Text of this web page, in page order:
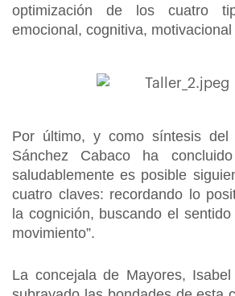
optimización de los cuatro
emocional, cognitiva, motivacional
Por último, y como síntesis del
Sánchez Cabaco ha
saludablemente es posible
cuatro claves: recordando lo
la cognición, buscando el
movimiento”.
La concejala de Mayores,